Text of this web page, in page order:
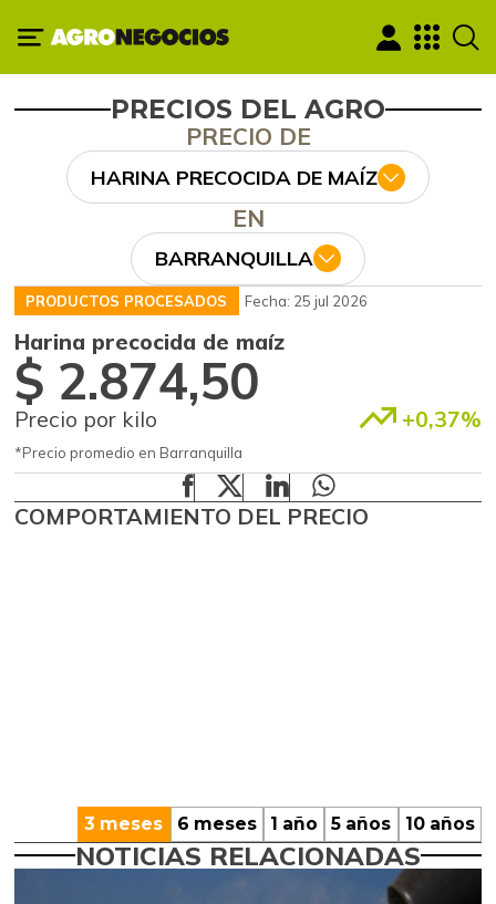
PRECIOS DEL AGRO
PRECIO DE
HARINA PRECOCIDA DE MAÍZ
EN
BARRANQUILLA
PRODUCTOS PROCESADOS Fecha: 25 jul 2026
Harina precocida de maíz
$ 2.874,50
Precio por kilo +0,37%
*Precio promedio en Barranquilla
COMPORTAMIENTO DEL PRECIO
3 meses 6 meses 1 año 5 años 10 años
NOTICIAS RELACIONADAS